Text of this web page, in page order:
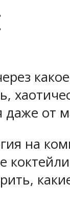
даже от
на